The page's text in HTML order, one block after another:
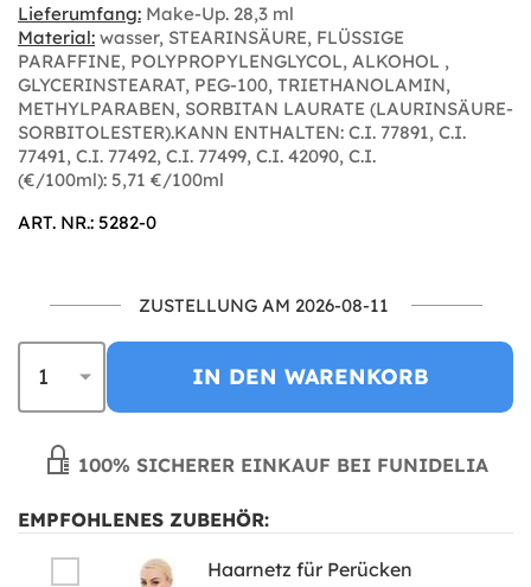
Lieferumfang: Make-Up. 28,3 ml
Material: wasser, STEARINSÄURE, FLÜSSIGE
PARAFFINE, POLYPROPYLENGLYCOL, ALKOHOL ,
GLYCERINSTEARAT, PEG-100, TRIETHANOLAMIN,
METHYLPARABEN, SORBITAN LAURATE (LAURINSÄURE-
SORBITOLESTER).KANN ENTHALTEN: C.I. 77891, C.I.
77491, C.I. 77492, C.I. 77499, C.I. 42090, C.I.
(€/100ml): 5,71 €/100ml
ART. NR.: 5282-0
ZUSTELLUNG AM 2026-08-11
IN DEN WARENKORB
100% SICHERER EINKAUF BEI FUNIDELIA
EMPFOHLENES ZUBEHÖR:
Haarnetz für Perücken